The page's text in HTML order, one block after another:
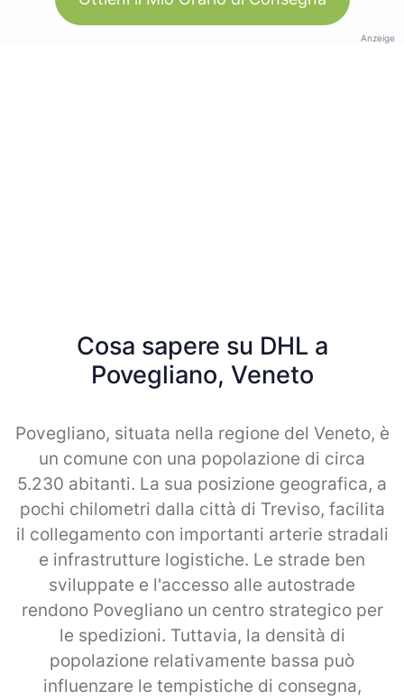
Anzeige
Cosa sapere su DHL a
Povegliano, Veneto
Povegliano, situata nella regione del Veneto, è
un comune con una popolazione di circa
5.230 abitanti. La sua posizione geografica, a
pochi chilometri dalla città di Treviso, facilita
il collegamento con importanti arterie stradali
e infrastrutture logistiche. Le strade ben
sviluppate e l'accesso alle autostrade
rendono Povegliano un centro strategico per
le spedizioni. Tuttavia, la densità di
popolazione relativamente bassa può
influenzare le tempistiche di consegna,